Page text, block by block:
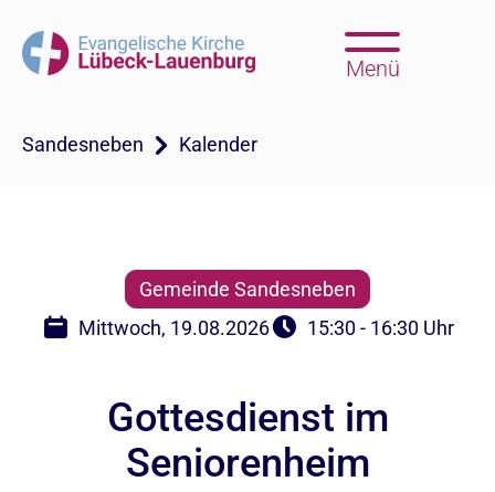
Menü
Sandesneben Kalender
Gemeinde Sandesneben
Mittwoch, 19.08.2026
15:30 - 16:30 Uhr
Gottesdienst im
Seniorenheim